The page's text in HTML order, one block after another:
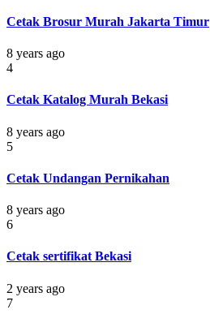
Cetak Brosur Murah Jakarta Timur
8 years ago
4
Cetak Katalog Murah Bekasi
8 years ago
5
Cetak Undangan Pernikahan
8 years ago
6
Cetak sertifikat Bekasi
2 years ago
7